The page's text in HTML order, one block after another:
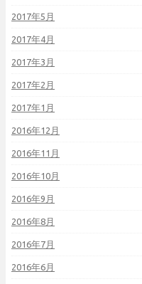
2017年5月
2017年4月
2017年3月
2017年2月
2017年1月
2016年12月
2016年11月
2016年10月
2016年9月
2016年8月
2016年7月
2016年6月